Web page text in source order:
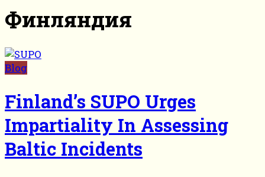
Финляндия
Blog
Finland’s SUPO Urges
Impartiality In Assessing
Baltic Incidents